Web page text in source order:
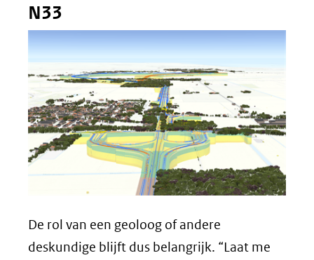
N33
De rol van een geoloog of andere
deskundige blijft dus belangrijk. “Laat me